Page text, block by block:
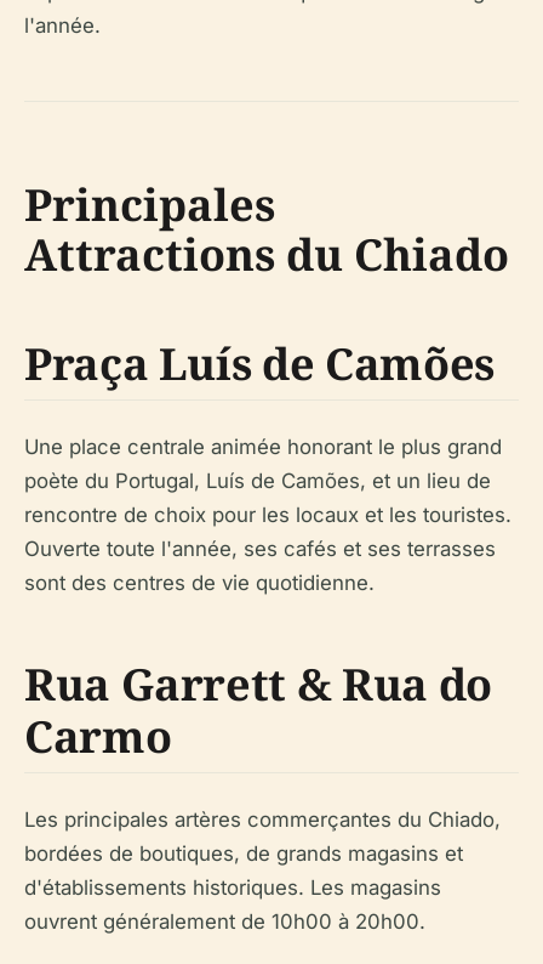
l'année.
Principales
Attractions du Chiado
Praça Luís de Camões
Une place centrale animée honorant le plus grand
poète du Portugal, Luís de Camões, et un lieu de
rencontre de choix pour les locaux et les touristes.
Ouverte toute l'année, ses cafés et ses terrasses
sont des centres de vie quotidienne.
Rua Garrett & Rua do
Carmo
Les principales artères commerçantes du Chiado,
bordées de boutiques, de grands magasins et
d'établissements historiques. Les magasins
ouvrent généralement de 10h00 à 20h00.